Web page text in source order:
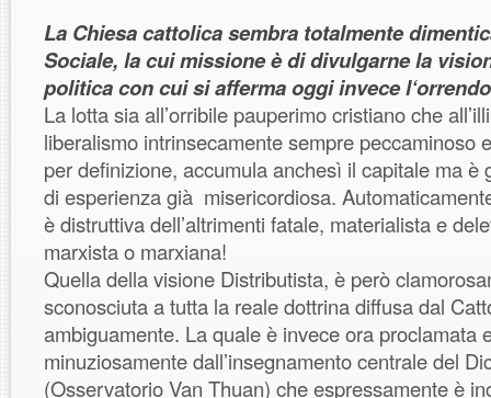
La Chiesa cattolica sembra totalmente
Sociale, la cui missione è di divulgarne la
politica con cui si afferma oggi invece
La lotta sia all’orribile pauperimo cristiano che
liberalismo intrinsecamente sempre peccaminoso
per definizione, accumula anchesì il capitale ma è
di esperienza già misericordiosa.
è distruttiva dell’altrimenti fatale, materialista e
marxista o marxiana!
Quella della visione Distributista, è però
sconosciuta a tutta la reale dottrina diffusa dal
ambiguamente. La quale è invece ora proclamata
minuziosamente dall’insegnamento centrale del
(Osservatorio Van Thuan) che espressamente è